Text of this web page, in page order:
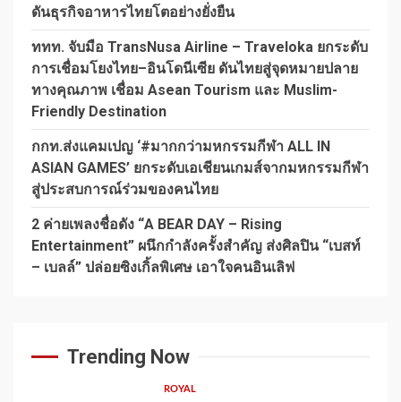
ดันธุรกิจอาหารไทยโตอย่างยั่งยืน
ททท. จับมือ TransNusa Airline – Traveloka ยกระดับ
การเชื่อมโยงไทย–อินโดนีเซีย ดันไทยสู่จุดหมายปลาย
ทางคุณภาพ เชื่อม Asean Tourism และ Muslim-
Friendly Destination
กกท.ส่งแคมเปญ ‘#มากกว่ามหกรรมกีฬา ALL IN
ASIAN GAMES’ ยกระดับเอเชียนเกมส์จากมหกรรมกีฬา
สู่ประสบการณ์ร่วมของคนไทย
2 ค่ายเพลงชื่อดัง “A BEAR DAY – Rising
Entertainment” ผนึกกำลังครั้งสำคัญ ส่งศิลปิน “เบสท์
– เบลล์” ปล่อยซิงเกิ้ลพิเศษ เอาใจคนอินเลิฟ
Trending Now
ROYAL